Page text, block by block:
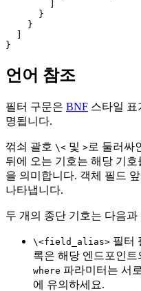
      }
    }
언어 참조
필터 구문은 BNF 스타일 표
명됩니다.
꺾쇠 괄호 \< 및 >로 둘러싸
뒤에 오는 기호는 해당 기
을 의미합니다. 객체 필드 앞
나타냅니다.
두 개의 종단 기호는 다음
\<field_alias> 필터
록은 해당 엔드포인
where 파라미터는 서
에 유의하세요.